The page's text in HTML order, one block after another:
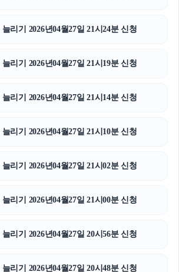
리기 2026년04월27일 21시24분 신청
리기 2026년04월27일 21시19분 신청
리기 2026년04월27일 21시14분 신청
리기 2026년04월27일 21시10분 신청
리기 2026년04월27일 21시02분 신청
리기 2026년04월27일 21시00분 신청
리기 2026년04월27일 20시56분 신청
리기 2026년04월27일 20시48분 신청